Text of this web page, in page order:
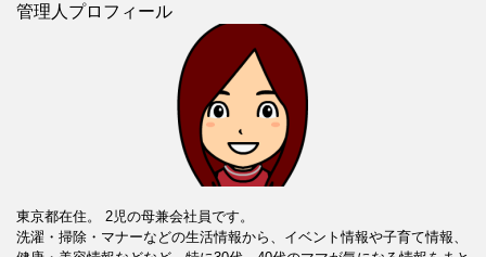
管理人プロフィール
東京都在住。 2児の母兼会社員です。
洗濯・掃除・マナーなどの生活情報から、イベント情報や子育て情報、